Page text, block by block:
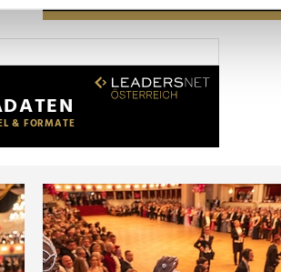
Funktionen für soziale
und Analysen weiter. Unsere Partner
ihnen bereitgestellt haben oder die sie im